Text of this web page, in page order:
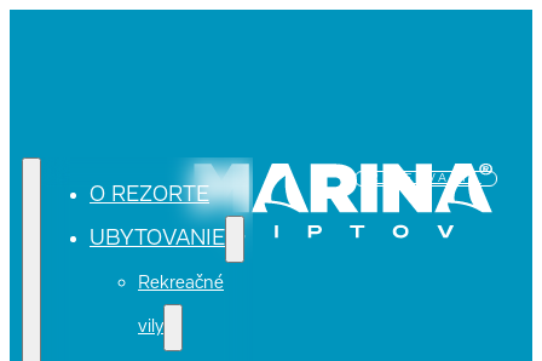
O REZORTE
UBYTOVANIE
Rekreačné
vily
REZERVÁCIA